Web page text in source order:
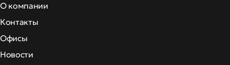
О компании
Контакты
Офисы
Новости